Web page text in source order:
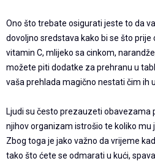
Ono što trebate osigurati jeste to da
dovoljno sredstava kako bi se što
vitamin C, mlijeko sa cinkom,
možete piti dodatke za prehranu u
vaša prehlada magično nestati čim ih
Ljudi su često prezauzeti obavezama
njihov organizam istrošio te koliko mu
Zbog toga je jako važno da vrijeme
tako što ćete se odmarati u kući,